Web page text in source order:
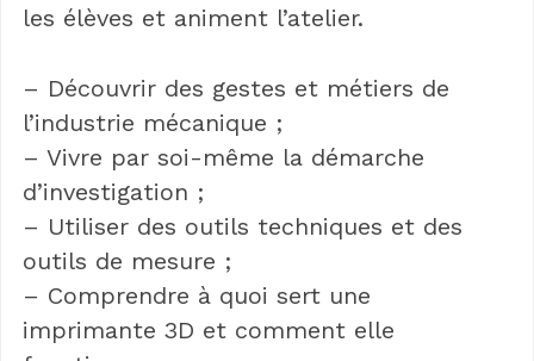
les élèves et animent l’atelier.
– Découvrir des gestes et métiers de
l’industrie mécanique ;
– Vivre par soi-même la démarche
d’investigation ;
– Utiliser des outils techniques et des
outils de mesure ;
– Comprendre à quoi sert une
imprimante 3D et comment elle